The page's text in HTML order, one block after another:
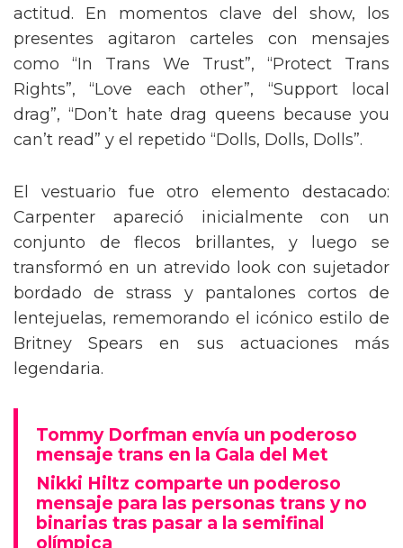
actitud. En momentos clave del show, los
presentes agitaron carteles con mensajes
como “In Trans We Trust”, “Protect Trans
Rights”, “Love each other”, “Support local
drag”, “Don’t hate drag queens because you
can’t read” y el repetido “Dolls, Dolls, Dolls”.
El vestuario fue otro elemento destacado:
Carpenter apareció inicialmente con un
conjunto de flecos brillantes, y luego se
transformó en un atrevido look con sujetador
bordado de strass y pantalones cortos de
lentejuelas, rememorando el icónico estilo de
Britney Spears en sus actuaciones más
legendaria.
Tommy Dorfman envía un poderoso
mensaje trans en la Gala del Met
Nikki Hiltz comparte un poderoso
mensaje para las personas trans y no
binarias tras pasar a la semifinal
olímpica